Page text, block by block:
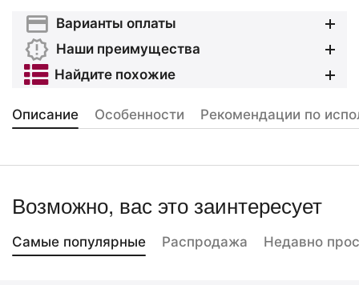
Варианты оплаты
Наши преимущества
Найдите похожие
Описание Особенности Рекомендации по
Возможно, вас это заинтересует
Самые популярные Распродажа Недавно